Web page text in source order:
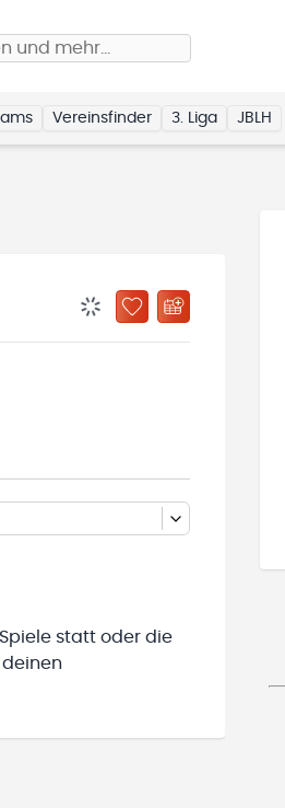
und mehr…
Vereinsfinder 3. Liga JBLH
ZU „MEINE TEAMS“
statt oder die